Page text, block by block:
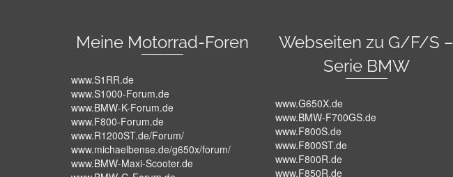
Meine Motorrad-Foren
www.S1RR.de
www.S1000-Forum.de
www.BMW-K-Forum.de
www.F800-Forum.de
www.R1200ST.de/Forum/
www.michaelbense.de/g650x/forum/
www.BMW-Maxi-Scooter.de
Webseiten zu G/F/S –
Serie BMW
www.G650X.de
www.BMW-F700GS.de
www.F800S.de
www.F800ST.de
www.F800R.de
www.F850R.de